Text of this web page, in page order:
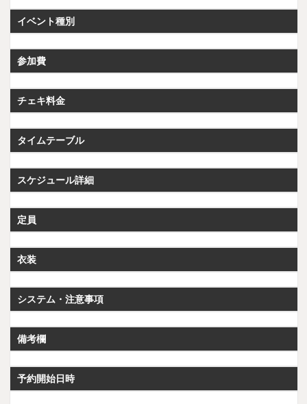
イベント種別
参加費
チェキ料金
タイムテーブル
スケジュール詳細
定員
衣装
システム・注意事項
備考欄
予約開始日時